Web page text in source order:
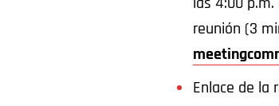
las 4:00
reunión (3
Enlace de la